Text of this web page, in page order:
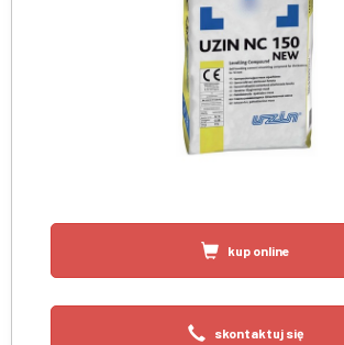
kup online
skontaktuj się